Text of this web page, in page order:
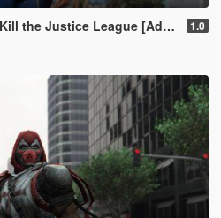
League [Add-On Ped/Cloth Physics] 1.0